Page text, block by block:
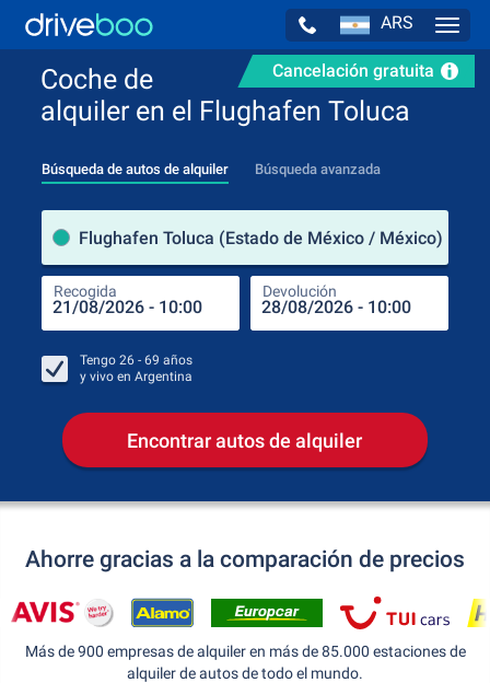
ARS
Cancelación gratuita
Coche de
alquiler en el Flughafen Toluca
Búsqueda de autos de alquiler Búsqueda avanzada
Flughafen Toluca (Estado de México / México)
Recogida Devolución
Tengo 26 - 69 años
y vivo en Argentina
Encontrar autos de alquiler
Ahorre gracias a la comparación de precios
Más de 900 empresas de alquiler en más de 85.000 estaciones de
alquiler de autos de todo el mundo.